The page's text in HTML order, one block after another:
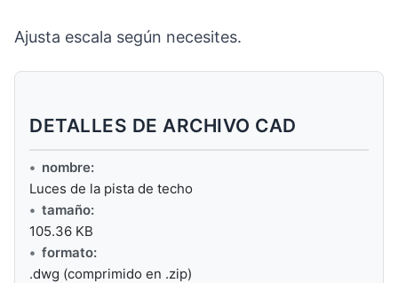
Ajusta escala según necesites.
DETALLES DE ARCHIVO CAD
nombre:
Luces de la pista de techo
tamaño:
105.36 KB
formato:
.dwg (comprimido en .zip)